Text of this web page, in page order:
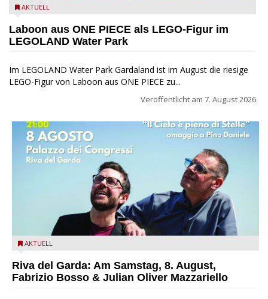
Laboon aus ONE PIECE als LEGO-Figur im LEGOLAND Water
AKTUELL
Laboon aus ONE PIECE als LEGO-Figur im
LEGOLAND Water Park
Im LEGOLAND Water Park Gardaland ist im August die riesige
LEGO-Figur von Laboon aus ONE PIECE zu...
Veröffentlicht am 7. August 2026
Fabrizio Bosso & Julian Oliver Mazzariello zu Gast beim Garda
AKTUELL
Riva del Garda: Am Samstag, 8. August,
Fabrizio Bosso & Julian Oliver Mazzariello